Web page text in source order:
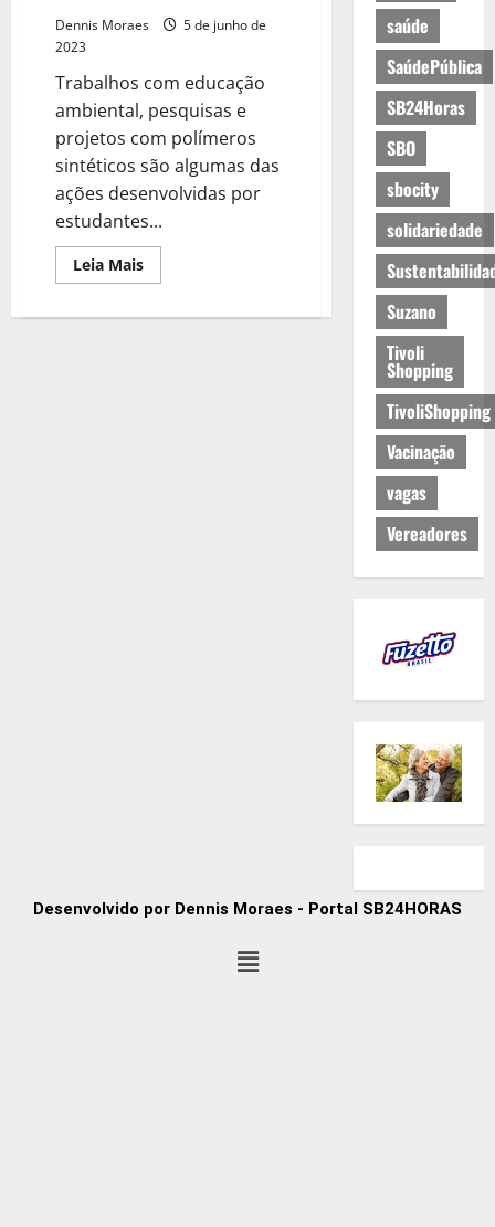
Dennis Moraes
5 de junho de
2023
Trabalhos com educação
ambiental, pesquisas e
projetos com polímeros
sintéticos são algumas das
ações desenvolvidas por
estudantes...
Leia Mais
saúde
SaúdePública
SB24Horas
SBO
sbocity
solidariedade
Suzano
Tivoli
Shopping
TivoliShopping
Vacinação
vagas
Vereadores
Desenvolvido por Dennis Moraes - Portal SB24HORAS